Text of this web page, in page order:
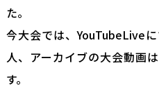
た。
今大会では、YouTubeLive
人、アーカイブの大会動画
す。